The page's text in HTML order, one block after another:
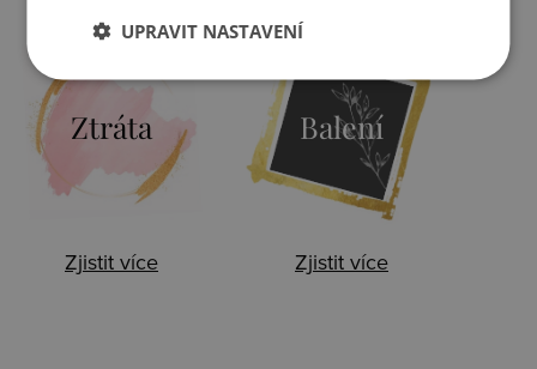
Ztráta
Zjistit více
Balení
Zjistit více
UPRAVIT NASTAVENÍ